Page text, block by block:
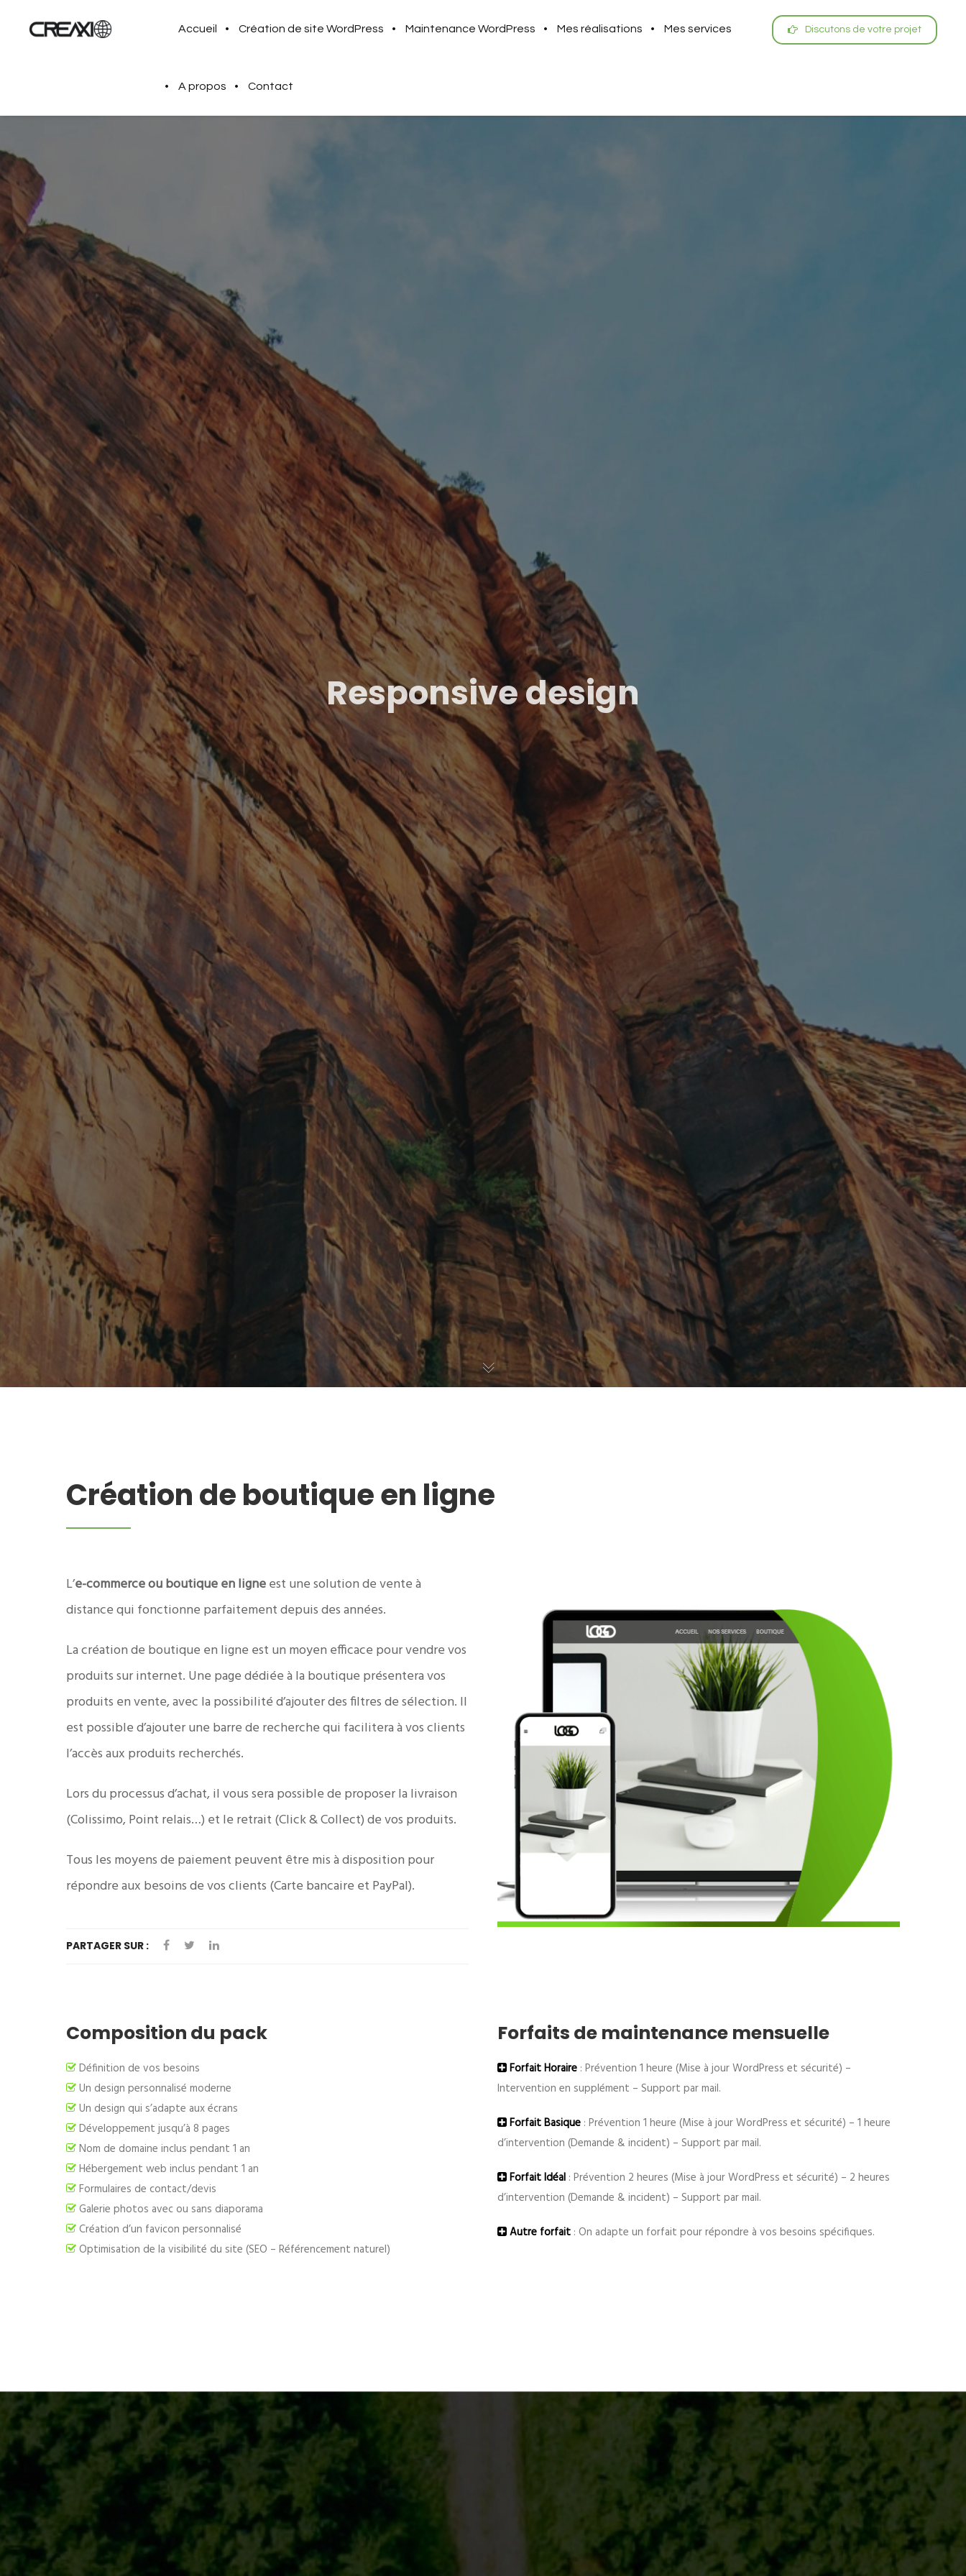
Accueil Création de site WordPress Maintenance WordPress Mes réalisations Mes services
A propos Contact
Discutons de votre projet
Création de boutique en ligne
L’e-commerce ou boutique en ligneest une solution de vente à
distance qui fonctionne parfaitement depuis des années.
La création de boutique en ligne est un moyen efficace pour vendre vos
produits sur internet. Une page dédiée à la boutique présentera vos
produits en vente, avec la possibilité d’ajouter des filtres de sélection. Il
est possible d’ajouter une barre de recherche qui facilitera à vos clients
l’accès aux produits recherchés.
Lors du processus d’achat, il vous sera possible de proposer la livraison
(Colissimo, Point relais…) et le retrait (Click & Collect) de vos produits.
Tous les moyens de paiement peuvent être mis à disposition pour
répondre aux besoins de vos clients (Carte bancaire et PayPal).
PARTAGER SUR :
Composition du pack
Définition de vos besoins
Un design personnalisé moderne
Un design qui s’adapte aux écrans
Développement jusqu’à 8 pages
Nom de domaine inclus pendant 1 an
Hébergement web inclus pendant 1 an
Formulaires de contact/devis
Galerie photos avec ou sans diaporama
Création d’un favicon personnalisé
Optimisation de la visibilité du site (SEO – Référencement naturel)
Forfaits de maintenance mensuelle
Forfait Horaire : Prévention 1 heure (Mise à jour WordPress et sécurité) –
Intervention en supplément – Support par mail.
Forfait Basique : Prévention 1 heure (Mise à jour WordPress et sécurité) – 1 heure
d’intervention (Demande & incident) – Support par mail.
Forfait Idéal : Prévention 2 heures (Mise à jour WordPress et sécurité) – 2 heures
d’intervention (Demande & incident) – Support par mail.
Autre forfait : On adapte un forfait pour répondre à vos besoins spécifiques.